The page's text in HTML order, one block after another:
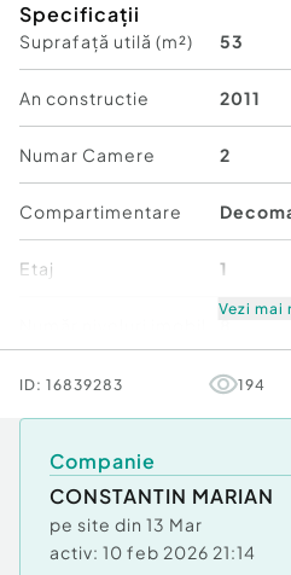
Confort:1
Tip imobil:Bloc de
Număr Băi:1
Posibilitate parcare: Nu
Specificații
Suprafață utilă (m²) 53
An constructie 2011
Numar Camere 2
Compartimentare
Etaj 1
Stare Bună
Vezi mai
ID: 16839283 194
Companie
CONSTANTIN MARIAN
pe site din 13 Mar
activ: 10 feb 2026 21:14